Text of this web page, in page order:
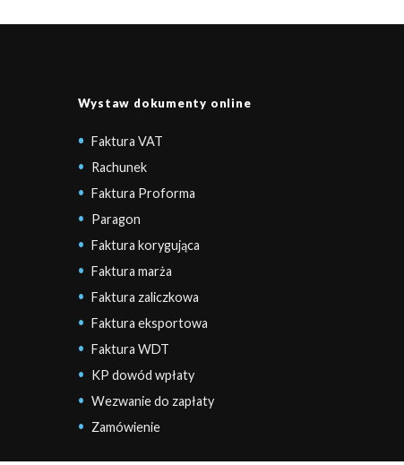
Wystaw dokumenty online
Faktura VAT
Rachunek
Faktura Proforma
Paragon
Faktura korygująca
Faktura marża
Faktura zaliczkowa
Faktura eksportowa
Faktura WDT
KP dowód wpłaty
Wezwanie do zapłaty
Zamówienie